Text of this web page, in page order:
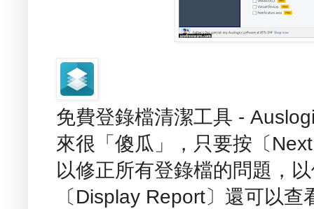
免費登錄檔清潔工具 -
來很「傻瓜」，只要按〔
以修正所有登錄檔的問題，
〔Display Report〕還可以